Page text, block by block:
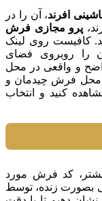
افرند، آن را در
پرو مجازی فرش
کافیست روی لینک
را روبروی فضای
و واقعی در محل
و محل فرش چیدمان و
کنید و انتخاب
کد فرش مورد
بصورت زنده، توسط